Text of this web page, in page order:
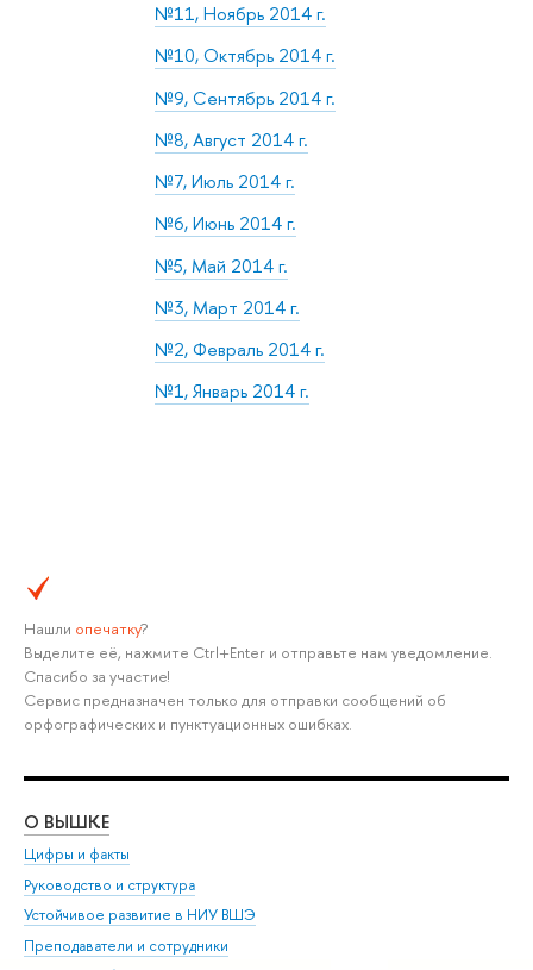
№11, Ноябрь 2014 г.
№10, Октябрь 2014 г.
№9, Сентябрь 2014 г.
№8, Август 2014 г.
№7, Июль 2014 г.
№6, Июнь 2014 г.
№5, Май 2014 г.
№3, Март 2014 г.
№2, Февраль 2014 г.
№1, Январь 2014 г.
Нашли опечатку?
Выделите её, нажмите Ctrl+Enter и отправьте нам уведомление.
Спасибо за участие!
Сервис предназначен только для отправки сообщений об
орфографических и пунктуационных ошибках.
О ВЫШКЕ
Цифры и факты
Руководство и структура
Устойчивое развитие в НИУ ВШЭ
Преподаватели и сотрудники